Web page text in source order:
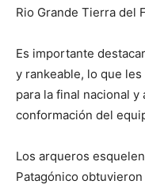
Rio Grande Tierra del
Es importante
y rankeable, lo que
para la final nacional y
conformación del
Los arqueros
Patagónico